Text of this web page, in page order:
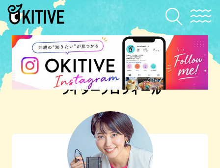
ライタープロフィール